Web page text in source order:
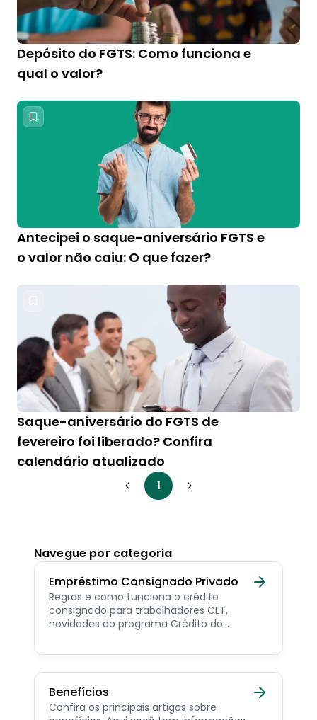
Depósito do FGTS: Como funciona e
qual o valor?
Antecipei o saque-aniversário FGTS e
o valor não caiu: O que fazer?
Saque-aniversário do FGTS de
fevereiro foi liberado? Confira
calendário atualizado
1
Navegue por categoria
Empréstimo Consignado Privado
Regras e como funciona o crédito
consignado para trabalhadores CLT,
novidades do programa Crédito do
consignado privado.
Benefícios
Confira os principais artigos sobre